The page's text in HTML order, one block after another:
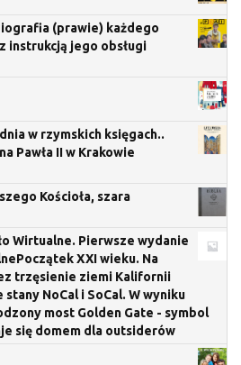
(prawie) każdego
instrukcją jego obsługi
w rzymskich księgach..
Pawła II w Krakowie
Kościoła, szara
Wirtualne. Pierwsze wydanie
XXI wieku. Na
trzęsienie ziemi Kalifornii
NoCal i SoCal. W wyniku
most Golden Gate - symbol
się domem dla outsiderów